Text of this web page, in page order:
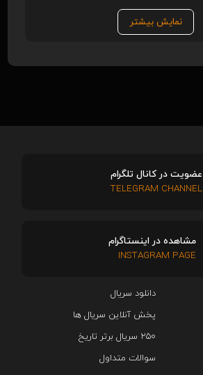
نمایش بیشتر
دانلود سریال‌
پخش آنلاین سریال ها
۲۵۰ سریال برتر تاریخ
سوالات متداول
عضویت در کانال تلگرام
TELEGRAM CHANNEL
مشاهده در اینستاگرام
INSTAGRAM PAGE